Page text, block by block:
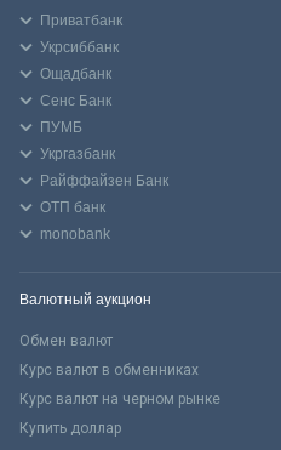
Приватбанк
Укрсиббанк
Ощадбанк
Сенс Банк
ПУМБ
Укргазбанк
Райффайзен Банк
ОТП банк
monobank
Валютный аукцион
Обмен валют
Курс валют в обменниках
Курс валют на черном рынке
Купить доллар